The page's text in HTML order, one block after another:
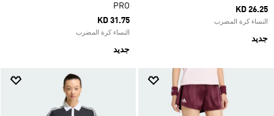
KD 26.25
النساء كرة المضرب
جديد
PRO
KD 31.75
النساء كرة المضرب
جديد